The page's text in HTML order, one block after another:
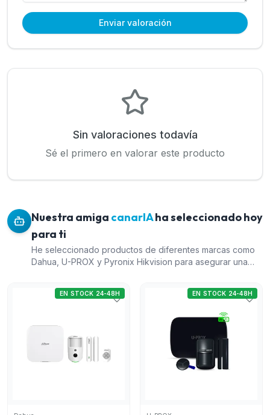
Enviar valoración
Sin valoraciones todavía
Sé el primero en valorar este producto
Nuestra amiga canarIAha seleccionado hoy
para ti
He seleccionado productos de diferentes marcas como
Dahua, U-PROX y Pyronix Hikvision para asegurar una
ofrece una solución completa con múltiples opciones de
conectividad como Ethernet, Wi-Fi y 4G, lo que lo hace
versátil. El Kit U-Prox MP WiFi S es una opción económica
de seguridad con conectividad Wi-Fi, que complementa
bien al kit de Dahua. El Detector PIRCAM vía radio de
exterior de Dahua proporciona un valor añadido al
permitir la verificación por vídeo, y finalmente, el Detector
PIRCAM de interior U-PROX es ideal para complementar
EN STOCK 24-48H EN STOCK 24-48H